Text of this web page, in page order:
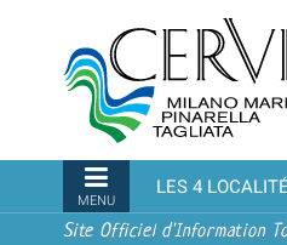
contenu.
à
navigation
turistico
ufficiale
Cervia,
Milano
Marittima,
Pinarella,
Navigation
MENU
LES 4
Site Officiel d'Information